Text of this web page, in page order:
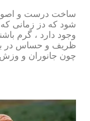
ساخت درست و
شود که دز زمانی
وجود دارد ، گرم
ظریف و حساس در
چون جانوران و